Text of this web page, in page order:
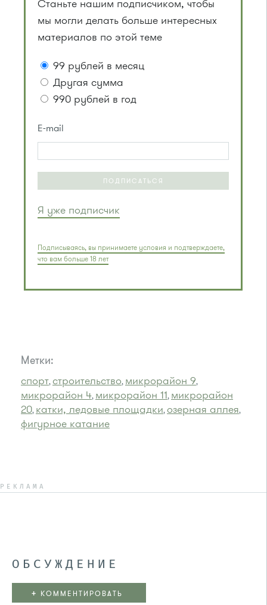
Станьте нашим подписчиком, чтобы
мы могли делать больше интересных
материалов по этой теме
99 рублей в месяц
Другая сумма
990 рублей в год
E-mail
ПОДПИСАТЬСЯ
Я уже подписчик
Подписываясь, вы принимаете условия и подтверждаете,
что вам больше 18 лет
Метки:
спорт, строительство, микрорайон 9,
микрорайон 4, микрорайон 11, микрорайон
20, катки, ледовые площадки,озерная аллея,
фигурное катание
РЕКЛАМА
ОБСУЖДЕНИЕ
+ КОММЕНТИРОВАТЬ